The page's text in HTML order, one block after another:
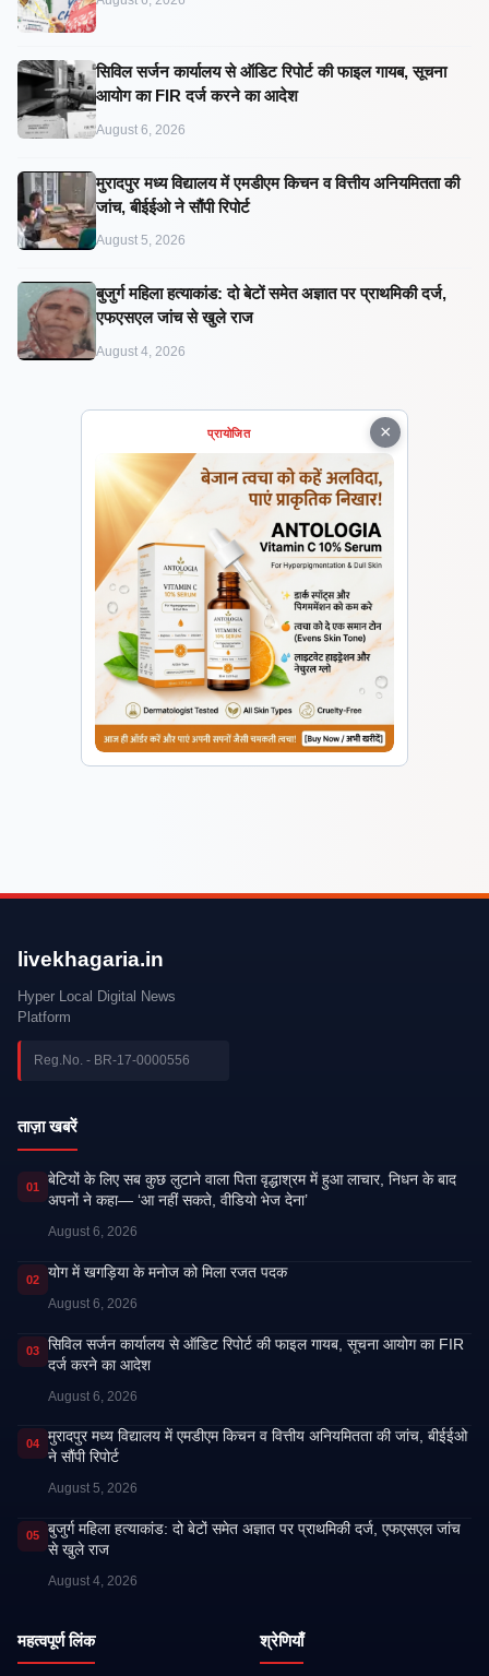
सिविल सर्जन कार्यालय से ऑडिट रिपोर्ट की फाइल गायब, सूचना
आयोग का FIR दर्ज करने का आदेश
August 6, 2026
मुरादपुर मध्य विद्यालय में एमडीएम किचन व वित्तीय अनियमितता की
जांच, बीईईओ ने सौंपी रिपोर्ट
August 5, 2026
बुजुर्ग महिला हत्याकांड: दो बेटों समेत अज्ञात पर प्राथमिकी दर्ज,
एफएसएल जांच से खुले राज
August 4, 2026
×
प्रायोजित
livekhagaria.in
Hyper Local Digital News
Platform
Reg.No. - BR-17-0000556
ताज़ा खबरें
01
बेटियों के लिए सब कुछ लुटाने वाला पिता वृद्धाश्रम में हुआ लाचार, निधन के बाद
अपनों ने कहा— ‘आ नहीं सकते, वीडियो भेज देना’
August 6, 2026
02 ​योग में खगड़िया के मनोज को मिला रजत पदक
August 6, 2026
03
सिविल सर्जन कार्यालय से ऑडिट रिपोर्ट की फाइल गायब, सूचना आयोग का FIR
दर्ज करने का आदेश
August 6, 2026
04
मुरादपुर मध्य विद्यालय में एमडीएम किचन व वित्तीय अनियमितता की जांच, बीईईओ
ने सौंपी रिपोर्ट
August 5, 2026
05
बुजुर्ग महिला हत्याकांड: दो बेटों समेत अज्ञात पर प्राथमिकी दर्ज, एफएसएल जांच
से खुले राज
August 4, 2026
महत्वपूर्ण लिंक श्रेणियाँ